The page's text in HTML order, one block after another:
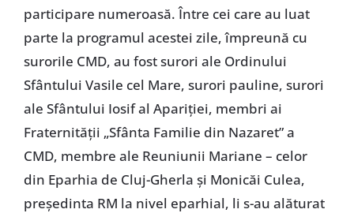
participare numeroasă. Între cei care au luat
parte la programul acestei zile, împreună cu
surorile CMD, au fost surori ale Ordinului
Sfântului Vasile cel Mare, surori pauline, surori
ale Sfântului Iosif al Apariției, membri ai
Fraternității „Sfânta Familie din Nazaret” a
CMD, membre ale Reuniunii Mariane – celor
din Eparhia de Cluj-Gherla și Monicăi Culea,
președinta RM la nivel eparhial, li s-au alăturat